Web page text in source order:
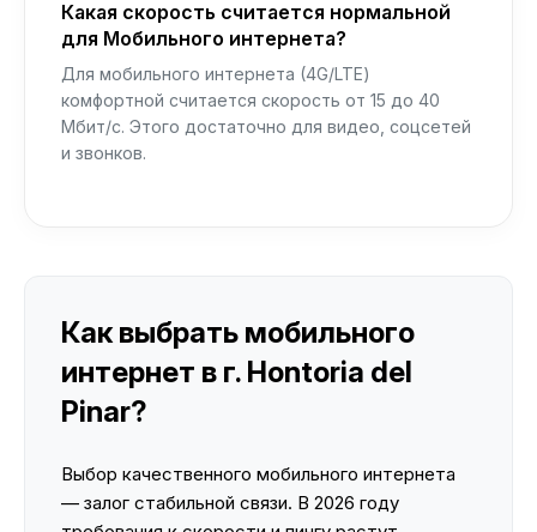
Какая скорость считается нормальной
для Мобильного интернета?
Для мобильного интернета (4G/LTE)
комфортной считается скорость от 15 до 40
Мбит/с. Этого достаточно для видео, соцсетей
и звонков.
Как выбрать мобильного
интернет в г. Hontoria del
Pinar?
Выбор качественного мобильного интернета
— залог стабильной связи. В 2026 году